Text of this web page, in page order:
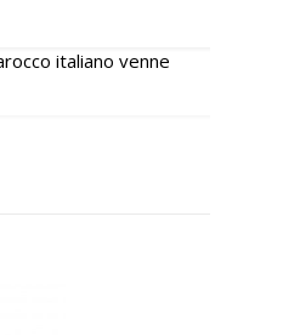
italiano venne